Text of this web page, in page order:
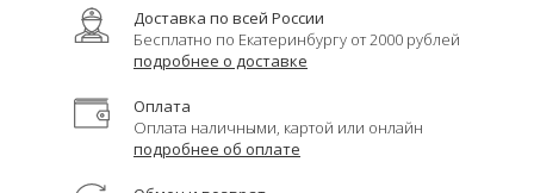
Доставка по всей России
Бесплатно по Екатеринбургу от 2000 рублей
подробнее о доставке
Оплата
Оплата наличными, картой или онлайн
подробнее об оплате